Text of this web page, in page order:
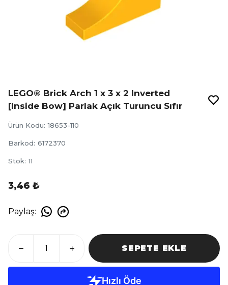
LEGO® Brick Arch 1 x 3 x 2 Inverted
[Inside Bow] Parlak Açık Turuncu Sıfır
Ürün Kodu: 18653-110
Barkod: 6172370
Stok: 11
3,46 ₺
Paylaş:
SEPETE EKLE